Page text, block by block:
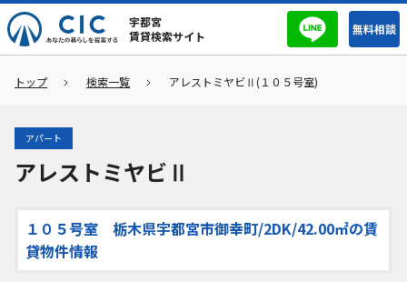
宇都宮
賃貸検索サイト
無料相談
トップ 検索一覧 アレストミヤビⅡ(１０５号室)
アパート
アレストミヤビⅡ
１０５号室 栃木県宇都宮市御幸町/2DK/42.00㎡の賃
貸物件情報